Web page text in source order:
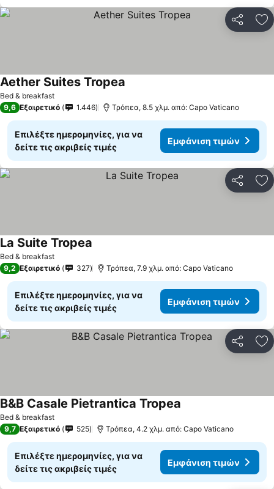
Bed & breakfast
Aether Suites Tropea
9,6 Εξαιρετικό 1.446 Τρόπεα, 8.5 χλμ. από: Capo Vaticano
Επιλέξτε ημερομηνίες, για να
δείτε τις ακριβείς τιμές
Εμφάνιση τιμών
Bed & breakfast
La Suite Tropea
9,2 Εξαιρετικό 327 Τρόπεα, 7.9 χλμ. από: Capo Vaticano
Επιλέξτε ημερομηνίες, για να
δείτε τις ακριβείς τιμές
Εμφάνιση τιμών
Bed & breakfast
B&B Casale Pietrantica Tropea
9,7 Εξαιρετικό 525 Τρόπεα, 4.2 χλμ. από: Capo Vaticano
Επιλέξτε ημερομηνίες, για να
δείτε τις ακριβείς τιμές
Εμφάνιση τιμών